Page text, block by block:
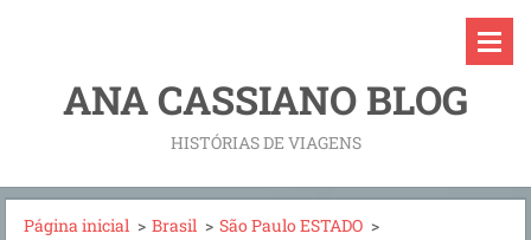
ANA CASSIANO BLOG
HISTÓRIAS DE VIAGENS
Página inicial > Brasil > São Paulo ESTADO >